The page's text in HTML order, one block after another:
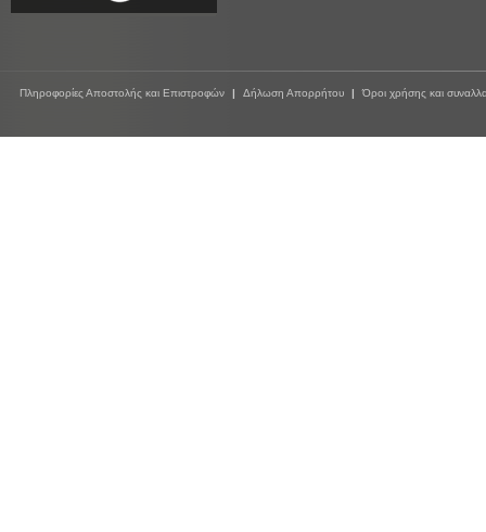
Πληροφορίες Αποστολής και Επιστροφών | Δήλωση Απορρήτου | Όροι χρήσης και